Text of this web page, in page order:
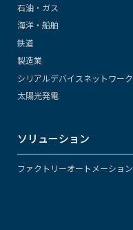
石油・ガス
海洋・船舶
鉄道
製造業
シリアルデバイスネットワーク
太陽光発電
ソリューション
ファクトリーオートメーション